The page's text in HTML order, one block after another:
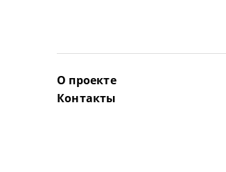
О проекте
Контакты